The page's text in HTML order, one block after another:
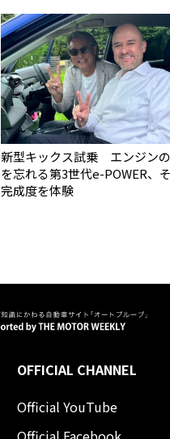
新型キックス試乗 エンジン
を忘れる第3世代e-POWER、
完成度を体験
OFFICIAL CHANNEL
Official YouTube